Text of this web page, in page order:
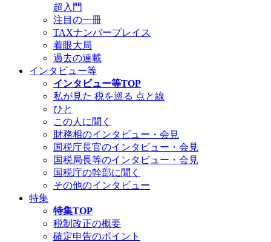
超入門
注目の一冊
TAXナンバープレイス
着眼大局
過去の連載
インタビュー等
インタビュー等TOP
私が見た 税を巡る 点と線
ひと
この人に聞く
財務相のインタビュー・会見
国税庁長官のインタビュー・会見
国税局長等のインタビュー・会見
国税庁の幹部に聞く
その他のインタビュー
特集
特集TOP
税制改正の概要
確定申告のポイント